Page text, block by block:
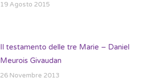
19 Agosto 2015
Il testamento delle tre Marie – Daniel
Meurois Givaudan
26 Novembre 2013